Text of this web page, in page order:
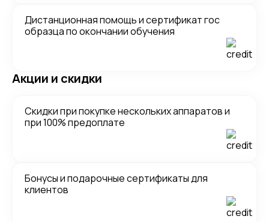
Дистанционная помощь и сертификат гос
образца по окончании обучения
Акции и скидки
Скидки при покупке нескольких аппаратов и
при 100% предоплате
Бонусы и подарочные сертификаты для
клиентов